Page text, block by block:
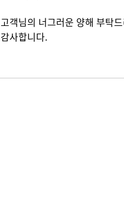
고객님의 너그러운 양해 부탁
감사합니다.